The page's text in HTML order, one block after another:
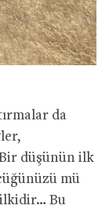
da
düşünün ilk
mü
ilkidir… Bu